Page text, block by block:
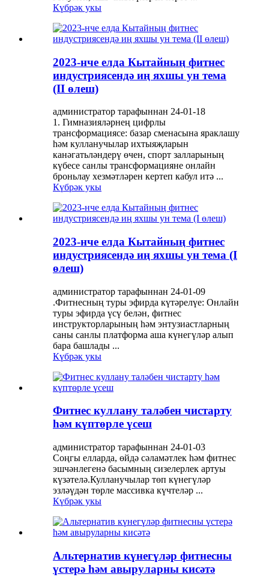
Күбрәк укы
2023-нче елда Кытайның фитнес
индустриясендә иң яхшы ун тема
(II өлеш)
администратор тарафыннан 24-01-18
1. Гимназияләрнең цифрлы
трансформациясе: базар сменасына яраклашу
һәм кулланучылар ихтыяҗларын
канәгатьләндерү өчен, спорт залларының
күбесе санлы трансформацияне онлайн
броньлау хезмәтләрен кертеп кабул итә ...
Күбрәк укы
2023-нче елда Кытайның фитнес
индустриясендә иң яхшы ун тема (I
өлеш)
администратор тарафыннан 24-01-09
.Фитнесның туры эфирда күтәрелүе: Онлайн
туры эфирда үсү белән, фитнес
инструкторларының һәм энтузиастларның
саны санлы платформа аша күнегүләр алып
бара башлады ...
Күбрәк укы
Фитнес куллану таләбен чистарту
һәм күптөрле үсеш
администратор тарафыннан 24-01-03
Соңгы елларда, өйдә сәламәтлек һәм фитнес
эшчәнлегенә басымның сизелерлек артуы
күзәтелә.Кулланучылар төп күнегүләр
эзләүдән төрле массивка күчтеләр ...
Күбрәк укы
Альтернатив күнегүләр фитнесны
үстерә һәм авыруларны кисәтә